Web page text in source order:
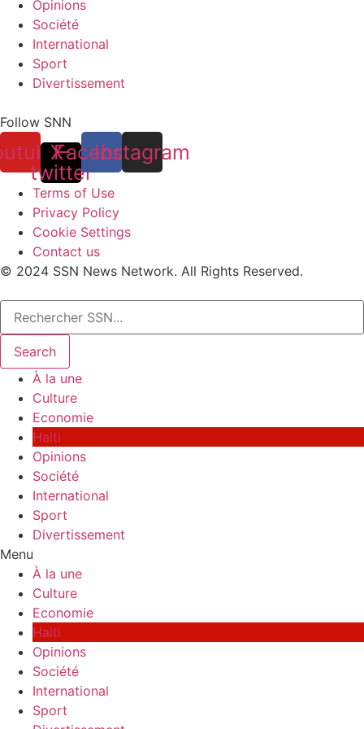
Opinions
Société
International
Sport
Divertissement
Follow SNN
X-
twitter
Facebook
Instagram
Terms of Use
Privacy Policy
Cookie Settings
Contact us
© 2024 SSN News Network. All Rights Reserved.
Search
À la une
Culture
Economie
Haiti
Opinions
Société
International
Sport
Divertissement
Menu
À la une
Culture
Economie
Haiti
Opinions
Société
International
Sport